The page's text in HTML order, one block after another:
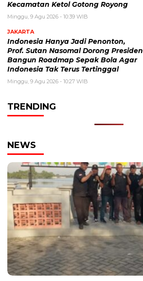
Kecamatan Ketol Gotong Royong
Minggu, 9 Agu 2026 - 10:39 WIB
JAKARTA
Indonesia Hanya Jadi Penonton,
Prof. Sutan Nasomal Dorong Presiden
Bangun Roadmap Sepak Bola Agar
Indonesia Tak Terus Tertinggal
Minggu, 9 Agu 2026 - 10:27 WIB
TRENDING
NEWS